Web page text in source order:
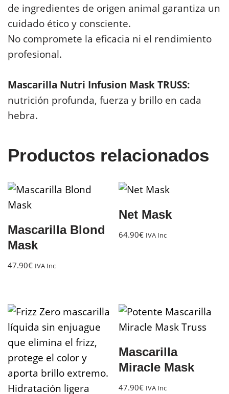
de ingredientes de origen animal garantiza un
cuidado ético y consciente.
No compromete la eficacia ni el rendimiento
profesional.
Mascarilla Nutri Infusion Mask TRUSS:
nutrición profunda, fuerza y brillo en cada
hebra.
Productos relacionados
Mascarilla Blond
Mask
47.90€ IVA Inc
Net Mask
64.90€ IVA Inc
Mascarilla
Miracle Mask
47.90€ IVA Inc